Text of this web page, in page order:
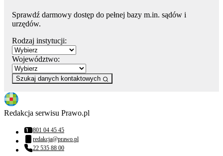
Sprawdź darmowy dostęp do pełnej bazy m.in. sądów i
urzędów.
Rodzaj instytucji:
Województwo:
Szukaj danych kontaktowych
Redakcja serwisu Prawo.pl
Numer telefonu:
801 04 45 45
Adres email:
redakcja@prawo.pl
Numer telefonu:
22 535 88 00